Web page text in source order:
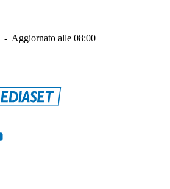
- Aggiornato alle 08:00